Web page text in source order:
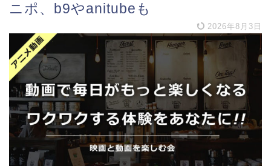
ニポ、b9やanitubeも
2026年8月3日